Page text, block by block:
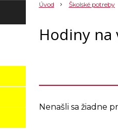
Úvod Školské potreby
Hodiny na
Nenašli sa žiadne